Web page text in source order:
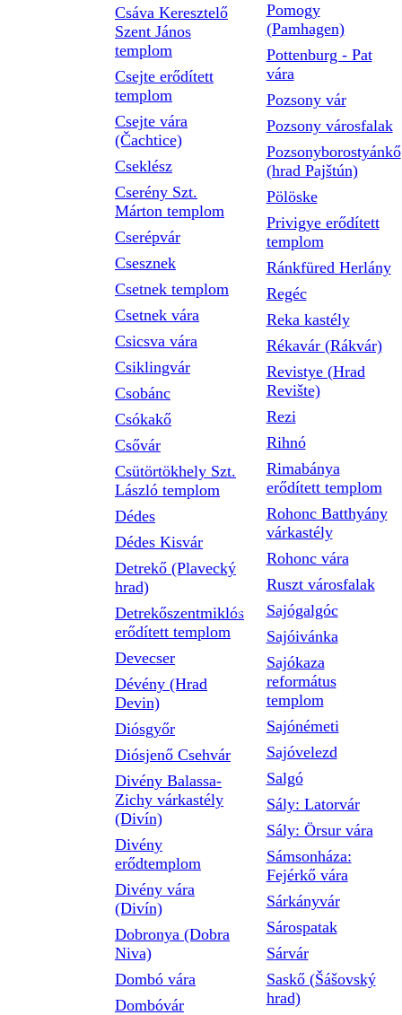
Csáva Keresztelő
Szent János
templom
Csejte erődített
templom
Csejte vára
(Čachtice)
Cseklész
Cserény Szt.
Márton templom
Cserépvár
Csesznek
Csetnek templom
Csetnek vára
Csicsva vára
Csiklingvár
Csobánc
Csókakő
Csővár
Csütörtökhely Szt.
László templom
Dédes
Dédes Kisvár
Detrekő (Plavecký
hrad)
Detrekőszentmiklós
erődített templom
Devecser
Dévény (Hrad
Devin)
Diósgyőr
Diósjenő Csehvár
Divény Balassa-
Zichy várkastély
(Divín)
Divény
erődtemplom
Divény vára
(Divín)
Dobronya (Dobra
Niva)
Dombó vára
Dombóvár
Pomogy
(Pamhagen)
Pottenburg - Pat
vára
Pozsony vár
Pozsony városfalak
Pozsonyborostyánkő
(hrad Pajštún)
Pölöske
Privigye erődített
templom
Ránkfüred Herlány
Regéc
Reka kastély
Rékavár (Rákvár)
Revistye (Hrad
Revište)
Rezi
Rihnó
Rimabánya
erődített templom
Rohonc Batthyány
várkastély
Rohonc vára
Ruszt városfalak
Sajógalgóc
Sajóivánka
Sajókaza
református
templom
Sajónémeti
Sajóvelezd
Salgó
Sály: Latorvár
Sály: Örsur vára
Sámsonháza:
Fejérkő vára
Sárkányvár
Sárospatak
Sárvár
Saskő (Šášovský
hrad)